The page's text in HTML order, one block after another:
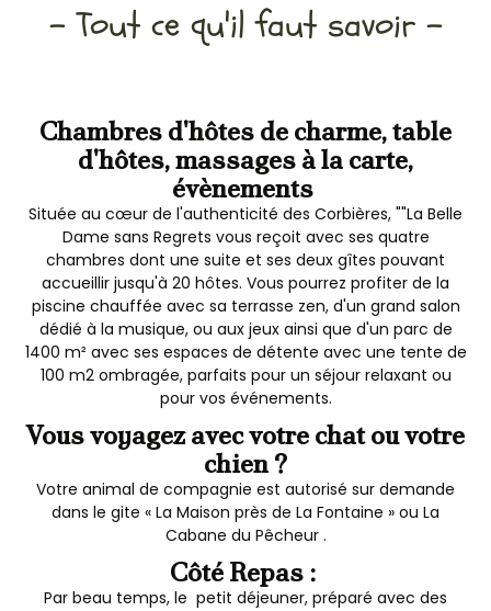
- Tout ce qu'il faut savoir -
Chambres d'hôtes de charme, table
d'hôtes, massages à la carte,
évènements
Située au cœur de l'authenticité des Corbières, ""La Belle
Dame sans Regrets vous reçoit avec ses quatre
chambres dont une suite et ses deux gîtes pouvant
accueillir jusqu'à 20 hôtes. Vous pourrez profiter de la
piscine chauffée avec sa terrasse zen, d'un grand salon
dédié à la musique, ou aux jeux ainsi que d'un parc de
1400 m² avec ses espaces de détente avec une tente de
100 m2 ombragée, parfaits pour un séjour relaxant ou
pour vos événements.
Vous voyagez avec votre chat ou votre
chien ?
Votre animal de compagnie est autorisé sur demande
dans le gite « La Maison près de La Fontaine » ou La
Cabane du Pêcheur .
Côté Repas :
Par beau temps, le petit déjeuner, préparé avec des